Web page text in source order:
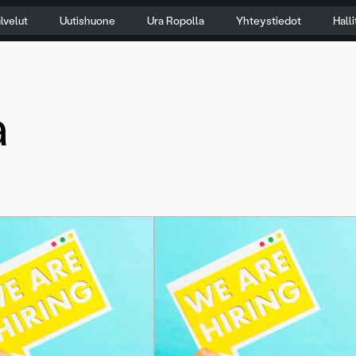
Uutishuone Ura Ropolla Yhteystiedot